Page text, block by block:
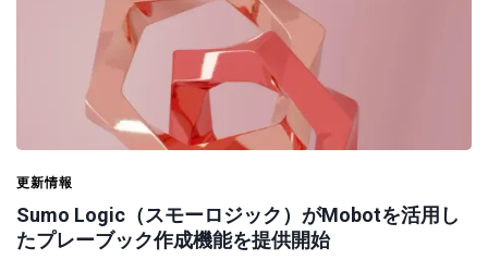
更新情報
Sumo Logic（スモーロジック）がMobotを活用し
たプレーブック作成機能を提供開始